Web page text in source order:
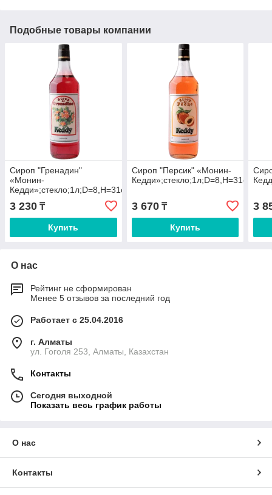
Подобные товары компании
Сироп "Гренадин"
«Монин-
Кедди»;стекло;1л;D=8,H=31см
3 230 ₸
Купить
Сироп "Персик" «Монин-
Кедди»;стекло;1л;D=8,H=31см
3 670₸
Купить
3
О нас
Рейтинг не сформирован
Менее 5 отзывов за последний год
Работает с 25.04.2016
г. Алматы
ул. Гоголя 253, Алматы, Казахстан
Контакты
Сегодня выходной
Показать весь график работы
О нас
Контакты